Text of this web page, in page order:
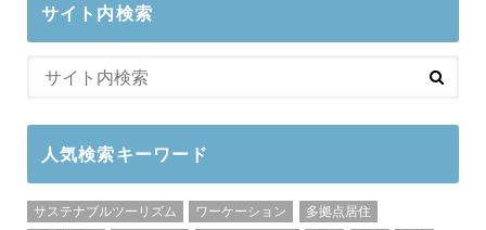
サイト内検索
人気検索キーワード
サステナブルツーリズム ワーケーション
多拠点居住